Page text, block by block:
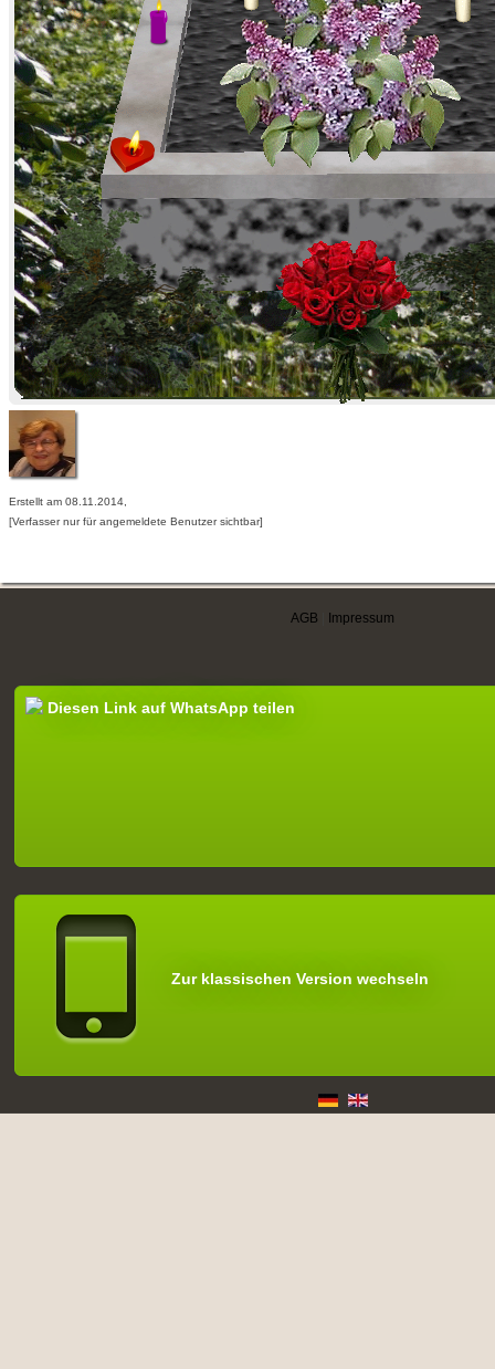
Erstellt am 08.11.2014,
[Verfasser nur für angemeldete Benutzer sichtbar]
AGB Impressum
Diesen Link auf WhatsApp teilen
Zur klassischen Version wechseln